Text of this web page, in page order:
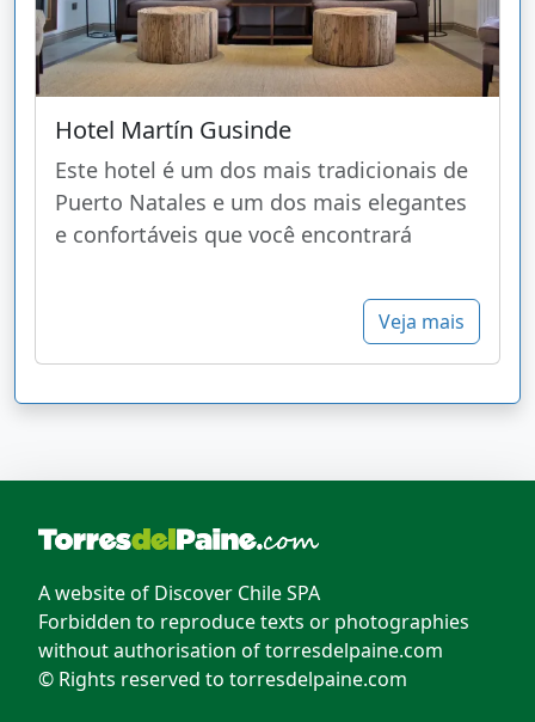
Hotel Martín Gusinde
Este hotel é um dos mais tradicionais de
Puerto Natales e um dos mais elegantes
e confortáveis ​​que você encontrará
Veja mais
A website of Discover Chile SPA
Forbidden to reproduce texts or photographies
without authorisation of torresdelpaine.com
© Rights reserved to torresdelpaine.com